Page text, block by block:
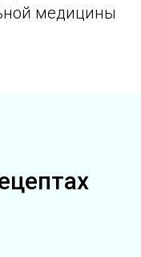
медицины